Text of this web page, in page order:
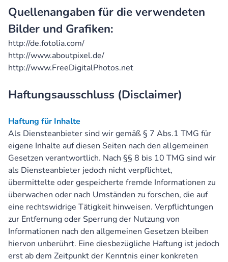
Quellenangaben für die verwendeten
Bilder und Grafiken:
http://de.fotolia.com/
http://www.aboutpixel.de/
http://www.FreeDigitalPhotos.net
Haftungsausschluss (Disclaimer)
Haftung für Inhalte
Als Diensteanbieter sind wir gemäß § 7 Abs.1 TMG für
eigene Inhalte auf diesen Seiten nach den allgemeinen
Gesetzen verantwortlich. Nach §§ 8 bis 10 TMG sind wir
als Diensteanbieter jedoch nicht verpflichtet,
übermittelte oder gespeicherte fremde Informationen zu
überwachen oder nach Umständen zu forschen, die auf
eine rechtswidrige Tätigkeit hinweisen. Verpflichtungen
zur Entfernung oder Sperrung der Nutzung von
Informationen nach den allgemeinen Gesetzen bleiben
hiervon unberührt. Eine diesbezügliche Haftung ist jedoch
erst ab dem Zeitpunkt der Kenntnis einer konkreten